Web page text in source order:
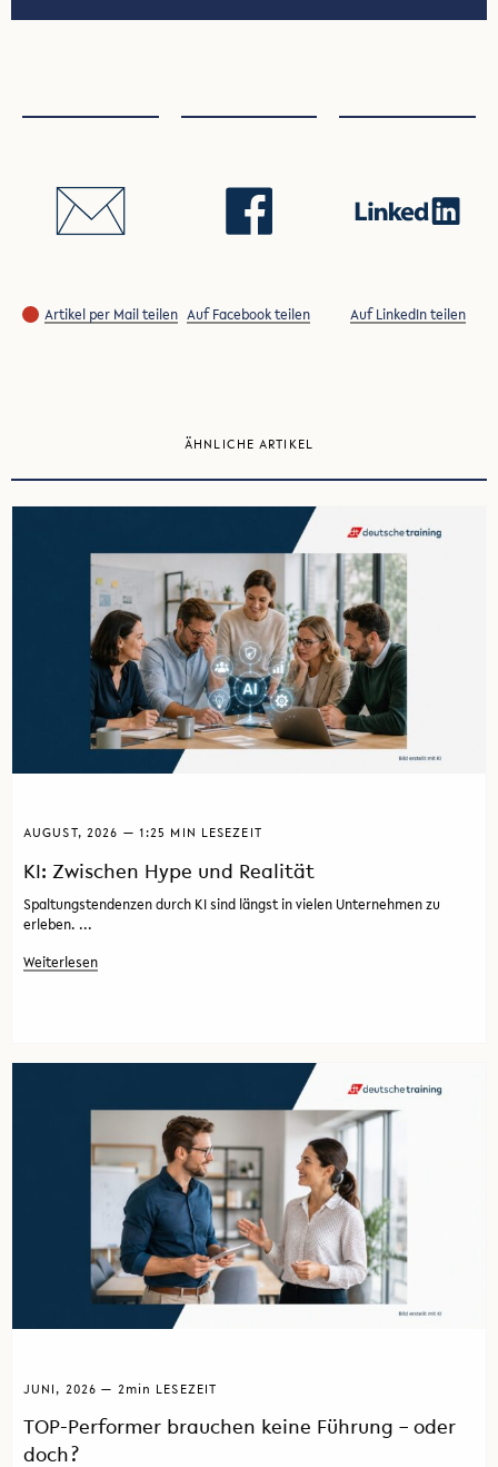
Artikel per Mail teilen Auf Facebook teilen Auf LinkedIn teilen
ÄHNLICHE ARTIKEL
AUGUST, 2026 — 1:25 MIN LESEZEIT
KI: Zwischen Hype und Realität
Spaltungstendenzen durch KI sind längst in vielen Unternehmen zu
erleben. ...
Weiterlesen
JUNI, 2026 — 2min LESEZEIT
TOP-Performer brauchen keine Führung – oder
doch?